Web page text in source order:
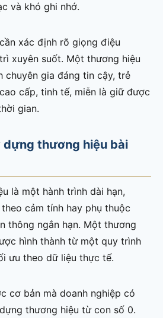
và khó ghi nhớ.
xác định rõ giọng điệu
xuyên suốt. Một thương hiệu
chuyên gia đáng tin cậy, trẻ
cấp, tinh tế, miễn là giữ được
gian.
dựng thương hiệu bài
là một hành trình dài hạn,
cảm tính hay phụ thuộc
thông ngắn hạn. Một thương
hình thành từ một quy trình
ưu theo dữ liệu thực tế.
cơ bản mà doanh nghiệp có
thương hiệu từ con số 0.